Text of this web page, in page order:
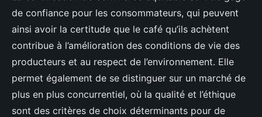
de confiance pour les consommateurs, qui peuvent
ainsi avoir la certitude que le café qu’ils achètent
contribue à l’amélioration des conditions de vie des
producteurs et au respect de l’environnement. Elle
permet également de se distinguer sur un marché de
plus en plus concurrentiel, où la qualité et l’éthique
sont des critères de choix déterminants pour de